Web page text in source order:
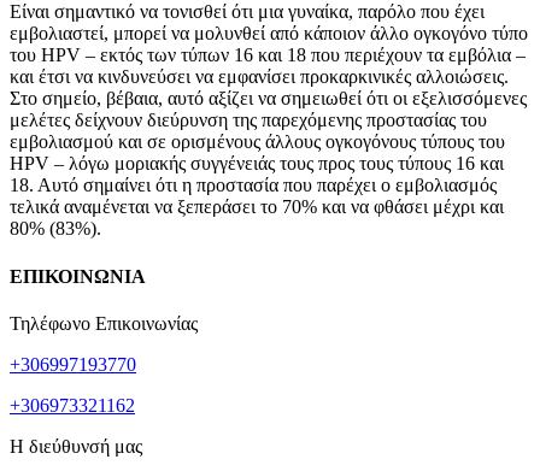
Είναι σημαντικό να τονισθεί ότι μια γυναίκα, παρόλο που έχει
εμβολιαστεί, μπορεί να μολυνθεί από κάποιον άλλο ογκογόνο τύπο
του HPV – εκτός των τύπων 16 και 18 που περιέχουν τα εμβόλια –
και έτσι να κινδυνεύσει να εμφανίσει προκαρκινικές αλλοιώσεις.
Στο σημείο, βέβαια, αυτό αξίζει να σημειωθεί ότι οι εξελισσόμενες
μελέτες δείχνουν διεύρυνση της παρεχόμενης προστασίας του
εμβολιασμού και σε ορισμένους άλλους ογκογόνους τύπους του
HPV – λόγω μοριακής συγγένειάς τους προς τους τύπους 16 και
18. Αυτό σημαίνει ότι η προστασία που παρέχει ο εμβολιασμός
τελικά αναμένεται να ξεπεράσει το 70% και να φθάσει μέχρι και
80% (83%).
ΕΠΙΚΟΙΝΩΝΙΑ
Τηλέφωνο Επικοινωνίας
+306997193770
+306973321162
Η διεύθυνσή μας